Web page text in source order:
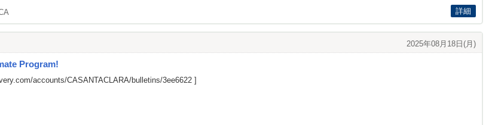
詳細
2025年08月18日(月)
Program!
accounts/CASANTACLARA/bulletins/3ee6622 ]